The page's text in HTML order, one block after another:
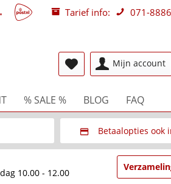
Tarief info: 071-
Mijn account
% SALE % BLOG FAQ
Betaalopties ook
Via Multisafepay
10.00 - 12.00